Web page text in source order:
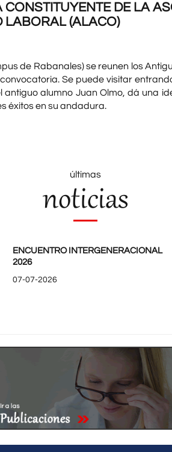
DE LA
LABORAL (ALACO)
de Rabanales) se reunen los
Se puede visitar
alumno Juan Olmo, dá una
éxitos en su andadura.
últimas
noticias
ENCUENTRO INTERGENERACIONAL
2026
07-07-2026